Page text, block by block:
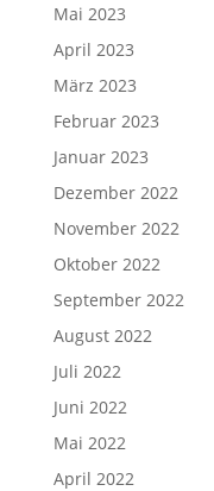
Mai 2023
April 2023
März 2023
Februar 2023
Januar 2023
Dezember 2022
November 2022
Oktober 2022
September 2022
August 2022
Juli 2022
Juni 2022
Mai 2022
April 2022